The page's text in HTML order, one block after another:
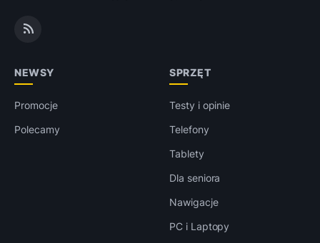
NEWSY
Promocje
Polecamy
SPRZĘT
Testy i opinie
Telefony
Tablety
Dla seniora
Nawigacje
PC i Laptopy